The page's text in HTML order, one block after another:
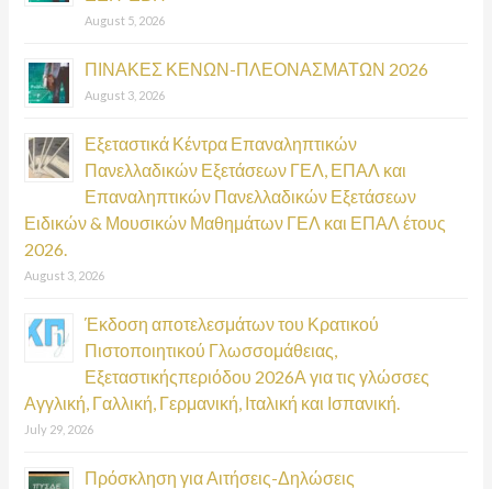
August 5, 2026
ΠΙΝΑΚΕΣ ΚΕΝΩΝ-ΠΛΕΟΝΑΣΜΑΤΩΝ 2026
August 3, 2026
Εξεταστικά Κέντρα Επαναληπτικών
Πανελλαδικών Εξετάσεων ΓΕΛ, ΕΠΑΛ και
Επαναληπτικών Πανελλαδικών Εξετάσεων
Ειδικών & Μουσικών Μαθημάτων ΓΕΛ και ΕΠΑΛ έτους
2026.
August 3, 2026
Έκδοση αποτελεσμάτων του Κρατικού
Πιστοποιητικού Γλωσσομάθειας,
Εξεταστικήςπεριόδου 2026Α για τις γλώσσες
Αγγλική, Γαλλική, Γερμανική, Ιταλική και Ισπανική.
July 29, 2026
Πρόσκληση για Αιτήσεις-Δηλώσεις